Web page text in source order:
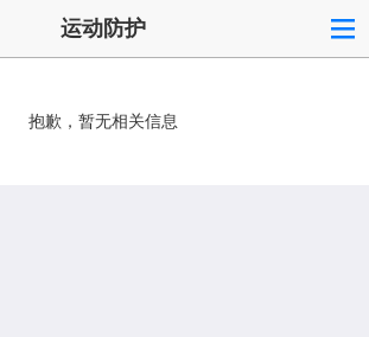
运动防护
抱歉，暂无相关信息